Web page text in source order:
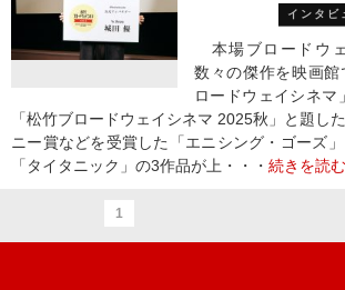
インタビ
本場ブロードウ
数々の傑作を映画
ロードウェイシネマ
「松竹ブロードウェイシネマ 2025秋」と題し
ニー賞などを受賞した「エニシング・ゴーズ」
「タイタニック」の3作品が上・・・ 続きを読む
1